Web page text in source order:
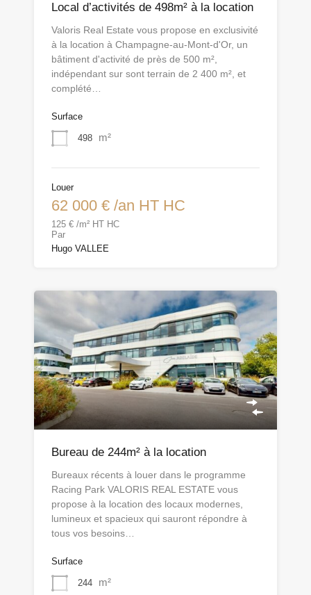
Local d’activités de 498m² à la location
Valoris Real Estate vous propose en exclusivité
à la location à Champagne-au-Mont-d'Or, un
bâtiment d'activité de près de 500 m²,
indépendant sur sont terrain de 2 400 m², et
complété…
Surface
498 m²
Louer
62 000 € /an HT HC
125 € /m² HT HC
Par
Hugo VALLEE
Bureau de 244m² à la location
Bureaux récents à louer dans le programme
Racing Park VALORIS REAL ESTATE vous
propose à la location des locaux modernes,
lumineux et spacieux qui sauront répondre à
tous vos besoins…
Surface
244 m²